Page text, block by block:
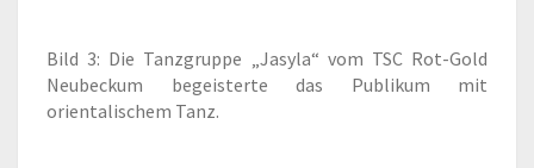
Bild 3: Die Tanzgruppe „Jasyla“ vom TSC Rot-Gold
Neubeckum begeisterte das Publikum mit
orientalischem Tanz.